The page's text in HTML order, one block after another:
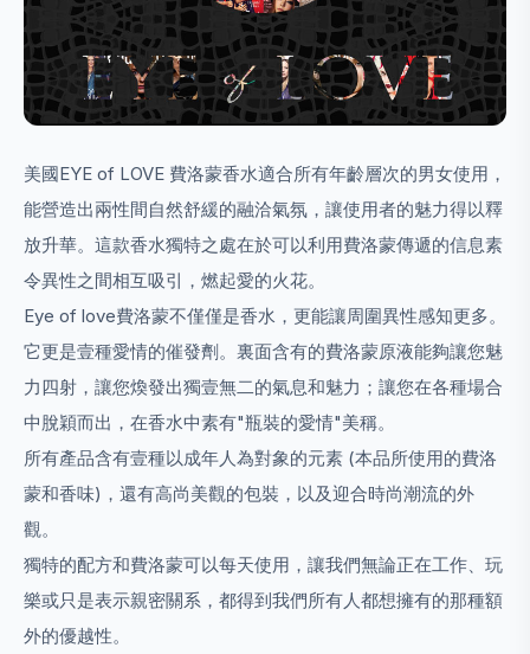
美國EYE of LOVE 費洛蒙香水適合所有年齡層次的男女使用，
能營造出兩性間自然舒緩的融洽氣氛，讓使用者的魅力得以釋
放升華。這款香水獨特之處在於可以利用費洛蒙傳遞的信息素
令異性之間相互吸引，燃起愛的火花。
Eye of love費洛蒙不僅僅是香水，更能讓周圍異性感知更多。
它更是壹種愛情的催發劑。裏面含有的費洛蒙原液能夠讓您魅
力四射，讓您煥發出獨壹無二的氣息和魅力；讓您在各種場合
中脫穎而出，在香水中素有"瓶裝的愛情"美稱。
所有產品含有壹種以成年人為對象的元素 (本品所使用的費洛
蒙和香味)，還有高尚美觀的包裝，以及迎合時尚潮流的外
觀。
獨特的配方和費洛蒙可以每天使用，讓我們無論正在工作、玩
樂或只是表示親密關系，都得到我們所有人都想擁有的那種額
外的優越性。